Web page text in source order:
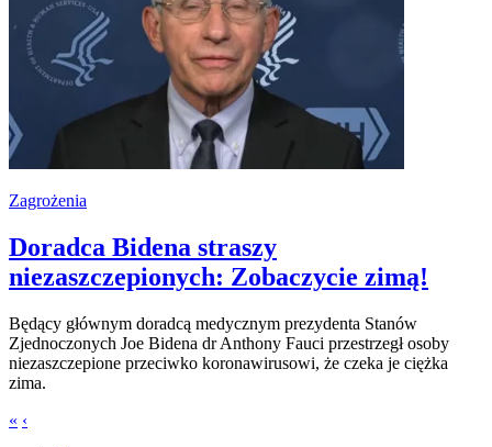
Zagrożenia
Doradca Bidena straszy
niezaszczepionych: Zobaczycie zimą!
Będący głównym doradcą medycznym prezydenta Stanów
Zjednoczonych Joe Bidena dr Anthony Fauci przestrzegł osoby
niezaszczepione przeciwko koronawirusowi, że czeka je ciężka
zima.
« ‹